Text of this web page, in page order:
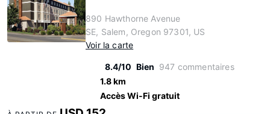
890 Hawthorne Avenue
SE, Salem, Oregon 97301, US
Voir la carte
8.4/10 Bien 947 commentaires
1.8 km
Accès Wi-Fi gratuit